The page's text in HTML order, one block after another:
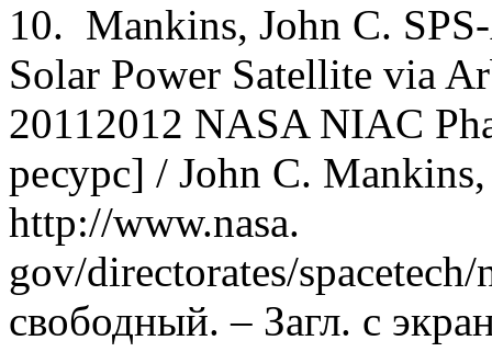
10. Mankins, John C.
Solar Power Satellite via
20112012 NASA NIAC
ресурс] / John C.
http://www.nasa.
gov/directorates/
свободный. – Загл. с